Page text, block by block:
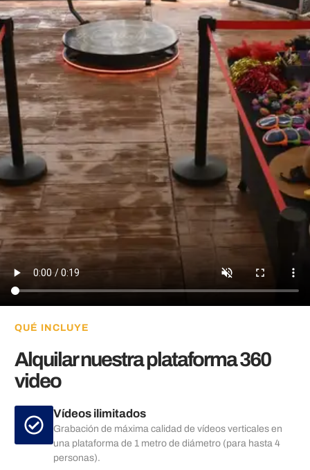
QUÉ INCLUYE
Alquilar nuestra plataforma 360
video
Vídeos ilimitados
Grabación de máxima calidad de vídeos verticales en
una plataforma de 1 metro de diámetro (para hasta 4
personas).